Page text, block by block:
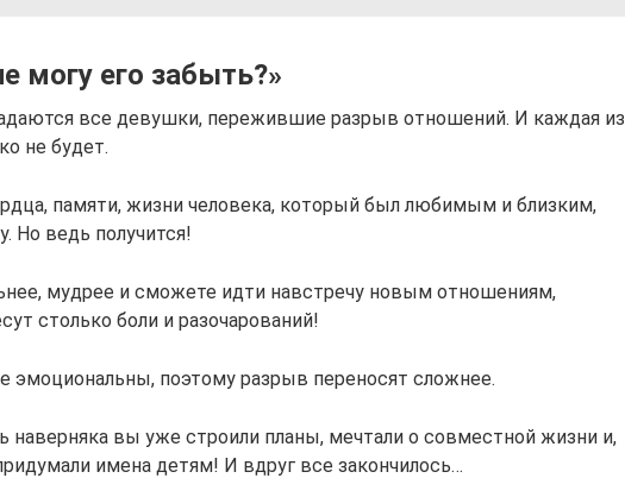
могу его забыть?»
все девушки, пережившие разрыв отношений. И каждая из
не будет.
памяти, жизни человека, который был любимым и близким,
Но ведь получится!
мудрее и сможете идти навстречу новым отношениям,
столько боли и разочарований!
эмоциональны, поэтому разрыв переносят сложнее.
наверняка вы уже строили планы, мечтали о совместной жизни и,
имена детям! И вдруг все закончилось…